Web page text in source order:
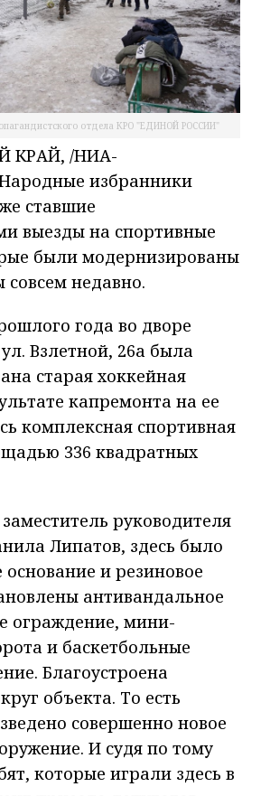
отдела КРО "ЕДИНОЙ РОССИИ"
КРАЙ, /НИА-
избранники
ставшие
выезды на спортивные
были модернизированы
недавно.
года во дворе
Взлетной, 26а была
старая хоккейная
капремонта на ее
комплексная спортивная
336 квадратных
руководителя
Липатов, здесь было
и резиновое
антивандальное
ограждение, мини-
и баскетбольные
Благоустроена
объекта. То есть
совершенно новое
И судя по тому
которые играли здесь в